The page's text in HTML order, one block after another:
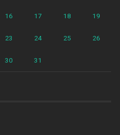
16 17 18 19
23 24 25 26
30 31